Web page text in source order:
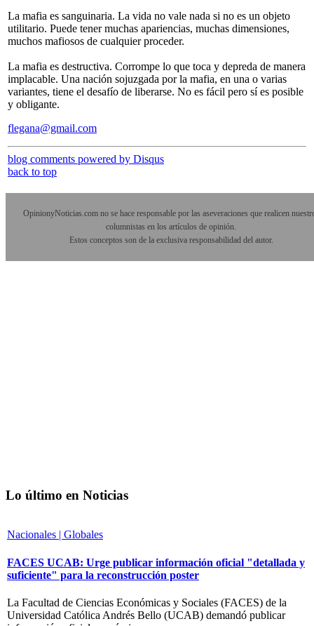
La mafia es sanguinaria. La vida no vale nada si no es un objeto
utilitario. Puede tener muchas apariencias, muchas dimensiones,
muchos mafiosos de cualquier proceder.
La mafia es destructiva. Corrompe lo que toca y depreda de manera
implacable. Una nación sojuzgada por la mafia, en una o varias
variantes, tiene el desafío de liberarse. No es fácil pero sí es posible
y obligante.
flegana@gmail.com
blog comments powered by Disqus
back to top
OpinionyNoticias.com no se hace responsable por las aseveraciones que realicen
columnistas en los artículos de opinión.
Estos conceptos son de la exclusiva responsabilidad del autor.
Lo último en Noticias
Nacionales | Globales
FACES UCAB: Urge publicar información oficial "detallada y
suficiente" para la reconstrucción poster
La Facultad de Ciencias Económicas y Sociales (FACES) de la
Universidad Católica Andrés Bello (UCAB) demandó publicar